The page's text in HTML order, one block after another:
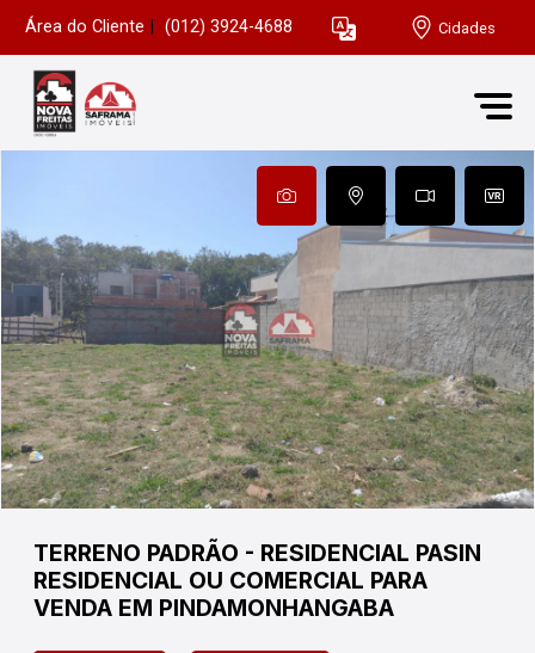
Área do Cliente (012) 3924-4688 Cidades
TERRENO PADRÃO - RESIDENCIAL PASIN
RESIDENCIAL OU COMERCIAL PARA
VENDA EM PINDAMONHANGABA